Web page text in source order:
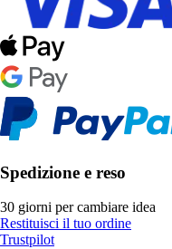
Spedizione e reso
30 giorni per cambiare idea
Restituisci il tuo ordine
Trustpilot